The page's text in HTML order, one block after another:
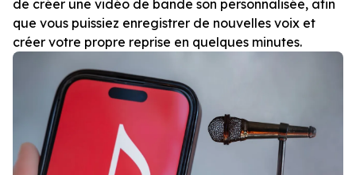
de créer une vidéo de bande son personnalisée, afin
que vous puissiez enregistrer de nouvelles voix et
créer votre propre reprise en quelques minutes.